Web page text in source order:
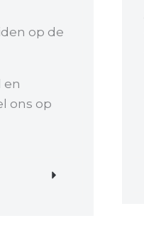
op de
en
ons op